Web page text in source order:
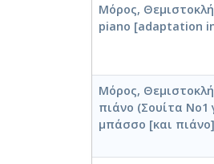
Μόρος,
piano [adaptation
Μόρος,
πιάνο (Σουίτα No1
μπάσσο [και